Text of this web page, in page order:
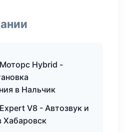
Hybrid -
в Нальчик
V8 - Автозвук и
Хабаровск